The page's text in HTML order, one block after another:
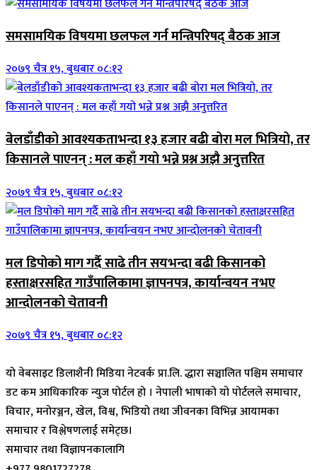
समसामयिक विषयमा छलफल गर्न मन्त्रिपरिषद् बैठक आज
२०७९ चैत्र १५, बुधबार ०८:१२
बेलडाँडीको आवश्यकताभन्दा १३ हजार बढी बोरा मल भित्रियो, तर
किसानले पाएनन् : मल कहाँ गयो भन्ने प्रश्न अझै अनुत्तरित
२०७९ चैत्र १५, बुधबार ०८:१२
मल डिपोको माग गर्दै साढे तीन सयभन्दा बढी किसानको
हस्ताक्षरसहित गाउँपालिकामा ज्ञापनपत्र, कार्यान्वयन नभए
आन्दोलनको चेतावनी
२०७९ चैत्र १५, बुधबार ०८:१२
यो वेबसाइट डिलाशैनी मिडिया नेटवर्क प्रा.लि. द्धारा सञ्चालित पश्चिम समाचार
डट कम आधिकारिक न्युज पोर्टल हो । नेपाली भाषाको यो पोर्टलले समाचार,
विचार, मनोरञ्जन, खेल, विश्व, भिडियो तथा जीवनका विभिन्न आयामका
समाचार र विश्लेषणलाई समेट्छ।
समाचार तथा विज्ञापनकालागि